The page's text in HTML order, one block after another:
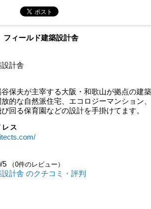
フィールド建築設計舎
計舎
保夫が主宰する大阪・和歌山が拠点の建
的な自然派住宅、エコロジーマンション
回る保育園などの設計を手掛けてます。
ス
/5 （0件のレビュー）
計舎 のクチコミ・評判